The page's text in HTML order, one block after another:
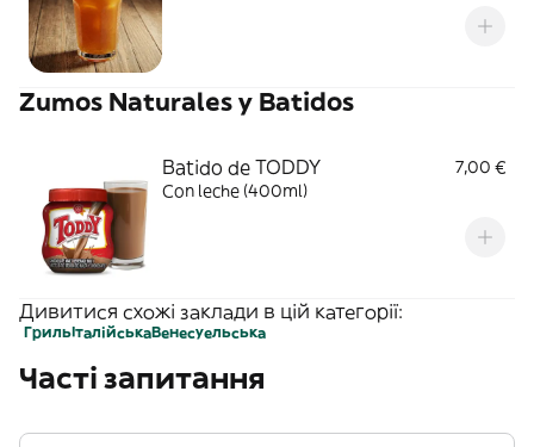
Zumos Naturales y Batidos
Batido de TODDY
7,00 €
Con leche (400ml)
Дивитися схожі заклади в цій категорії:
ГрильІталійськаВенесуельська
Часті запитання